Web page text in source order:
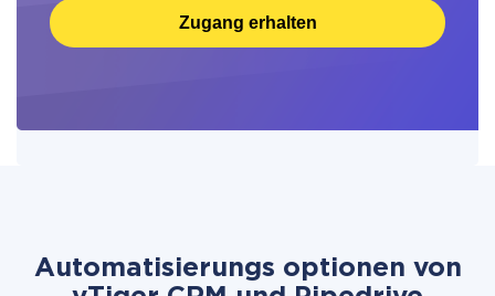
Zugang erhalten
Automatisierungs optionen von